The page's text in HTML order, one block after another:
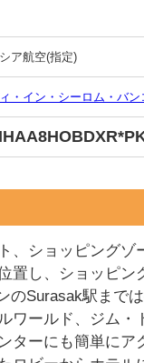
ア航空(指定)
・イン・シーロム・バン
、ショッピングゾ
置し、ショッピ
のSurasak駅までは
ワールド、ジム・
ターにも簡単にア